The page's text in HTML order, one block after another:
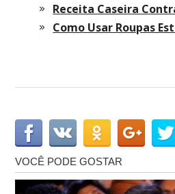
Receita Caseira
Como Usar Roupas